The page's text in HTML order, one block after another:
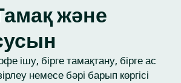
және
ішу, бірге тамақтану, бірге ас
немесе бәрі барып көргісі